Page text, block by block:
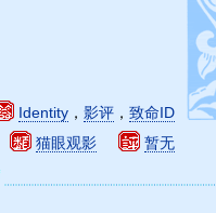
Identity ， 影评 ， 致命ID
暂无
猫眼观影